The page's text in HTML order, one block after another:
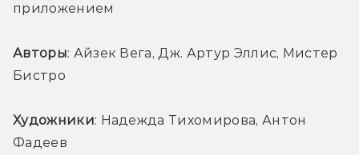
приложением
Авторы: Айзек Вега, Дж. Артур Эллис, Мистер
Бистро
Художники: Надежда Тихомирова, Антон
Фадеев